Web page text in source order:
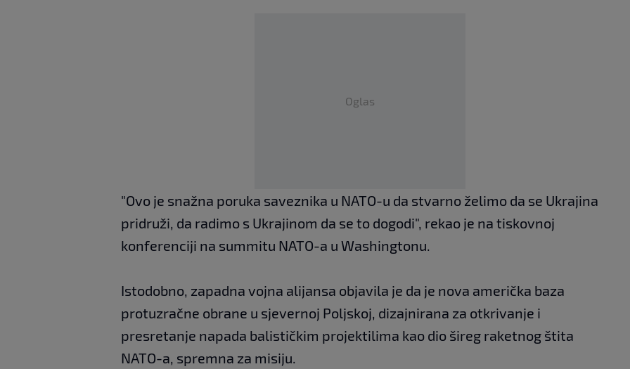
Oglas
"Ovo je snažna poruka saveznika u NATO-u da stvarno želimo da se Ukrajina
pridruži, da radimo s Ukrajinom da se to dogodi", rekao je na tiskovnoj
konferenciji na summitu NATO-a u Washingtonu.
Istodobno, zapadna vojna alijansa objavila je da je nova američka baza
protuzračne obrane u sjevernoj Poljskoj, dizajnirana za otkrivanje i
presretanje napada balističkim projektilima kao dio šireg raketnog štita
NATO-a, spremna za misiju.